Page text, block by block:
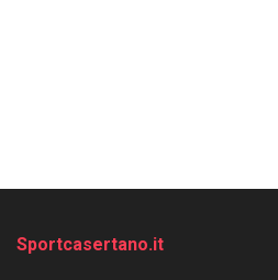
Sportcasertano.it